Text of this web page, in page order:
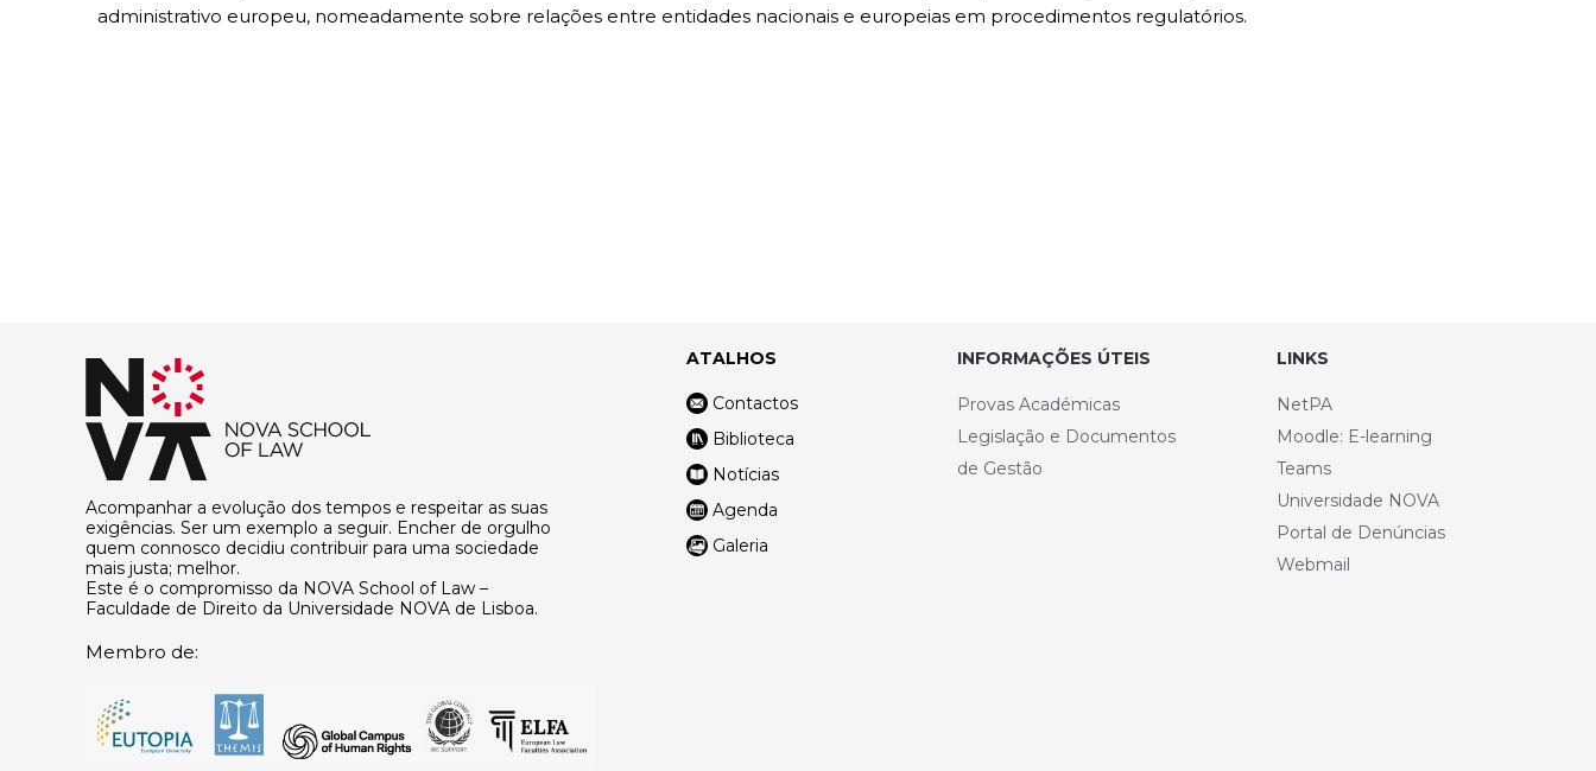
administrativo europeu, nomeadamente sobre relações entre entidades nacionais e europeias em procedimentos regulatórios.
Acompanhar a evolução dos tempos e respeitar as suas
exigências. Ser um exemplo a seguir. Encher de orgulho
quem connosco decidiu contribuir para uma sociedade
mais justa; melhor.
Este é o compromisso da NOVA School of Law –
Faculdade de Direito da Universidade NOVA de Lisboa.
Membro de:
ATALHOS
Contactos
Biblioteca
Notícias
Agenda
Galeria
INFORMAÇÕES ÚTEIS
Provas Académicas
Legislação e Documentos
de Gestão
LINKS
NetPA
Moodle: E-learning
Teams
Universidade NOVA
Portal de Denúncias
Webmail